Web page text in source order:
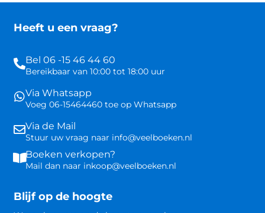
Heeft u een vraag?
Bel 06 -15 46 44 60
Bereikbaar van 10:00 tot 18:00 uur
Via Whatsapp
Voeg 06-15464460 toe op Whatsapp
Via de Mail
Stuur uw vraag naar info@veelboeken.nl
Boeken verkopen?
Mail dan naar inkoop@veelboeken.nl
Blijf op de hoogte